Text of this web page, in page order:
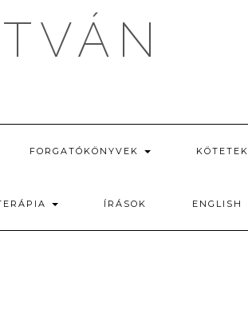
FORGATÓKÖNYVEK KÖTETEK
ÍRÁSOK ENGLISH